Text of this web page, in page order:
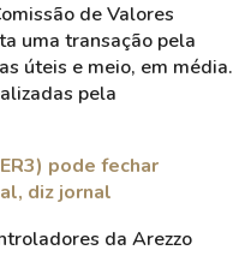
de Valores
uma transação pela
úteis e meio, em média.
pela
pode fechar
diz jornal
da Arezzo